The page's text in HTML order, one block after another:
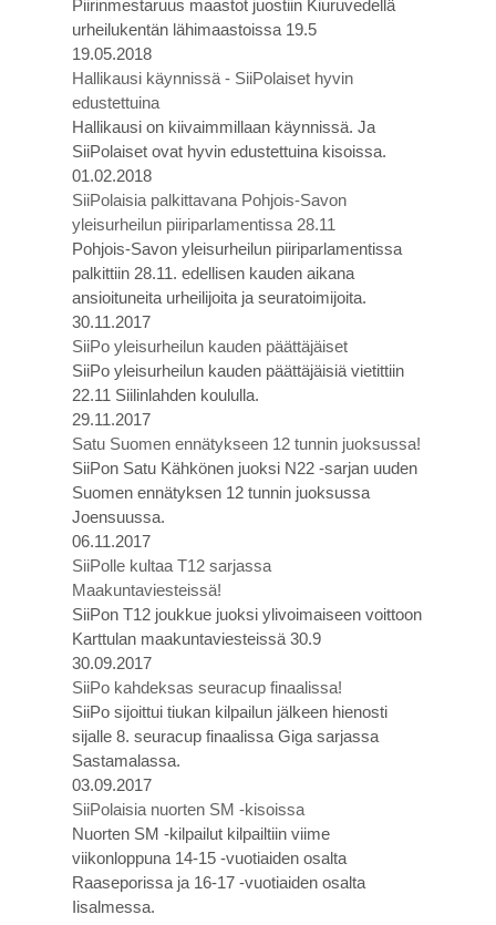
Piirinmestaruus maastot juostiin Kiuruvedellä
urheilukentän lähimaastoissa 19.5
19.05.2018
Hallikausi käynnissä - SiiPolaiset hyvin
edustettuina
Hallikausi on kiivaimmillaan käynnissä. Ja
SiiPolaiset ovat hyvin edustettuina kisoissa.
01.02.2018
SiiPolaisia palkittavana Pohjois-Savon
yleisurheilun piiriparlamentissa 28.11
Pohjois-Savon yleisurheilun piiriparlamentissa
palkittiin 28.11. edellisen kauden aikana
ansioituneita urheilijoita ja seuratoimijoita.
30.11.2017
SiiPo yleisurheilun kauden päättäjäiset
SiiPo yleisurheilun kauden päättäjäisiä vietittiin
22.11 Siilinlahden koululla.
29.11.2017
Satu Suomen ennätykseen 12 tunnin juoksussa!
SiiPon Satu Kähkönen juoksi N22 -sarjan uuden
Suomen ennätyksen 12 tunnin juoksussa
Joensuussa.
06.11.2017
SiiPolle kultaa T12 sarjassa
Maakuntaviesteissä!
SiiPon T12 joukkue juoksi ylivoimaiseen voittoon
Karttulan maakuntaviesteissä 30.9
30.09.2017
SiiPo kahdeksas seuracup finaalissa!
SiiPo sijoittui tiukan kilpailun jälkeen hienosti
sijalle 8. seuracup finaalissa Giga sarjassa
Sastamalassa.
03.09.2017
SiiPolaisia nuorten SM -kisoissa
Nuorten SM -kilpailut kilpailtiin viime
viikonloppuna 14-15 -vuotiaiden osalta
Raaseporissa ja 16-17 -vuotiaiden osalta
Iisalmessa.